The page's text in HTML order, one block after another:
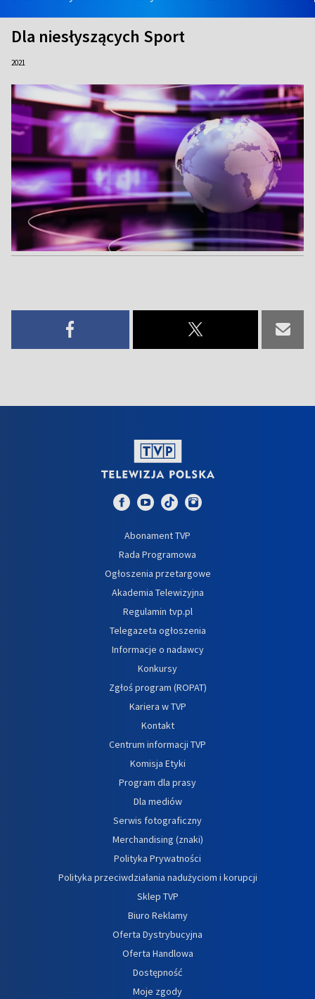
Dla niesłyszących Sport
2021
Abonament TVP
Rada Programowa
Ogłoszenia przetargowe
Akademia Telewizyjna
Regulamin tvp.pl
Telegazeta ogłoszenia
Informacje o nadawcy
Konkursy
Zgłoś program (ROPAT)
Kariera w TVP
Kontakt
Centrum informacji TVP
Komisja Etyki
Program dla prasy
Dla mediów
Serwis fotograficzny
Merchandising (znaki)
Polityka Prywatności
Polityka przeciwdziałania nadużyciom i korupcji
Sklep TVP
Biuro Reklamy
Oferta Dystrybucyjna
Oferta Handlowa
Dostępność
Moje zgody